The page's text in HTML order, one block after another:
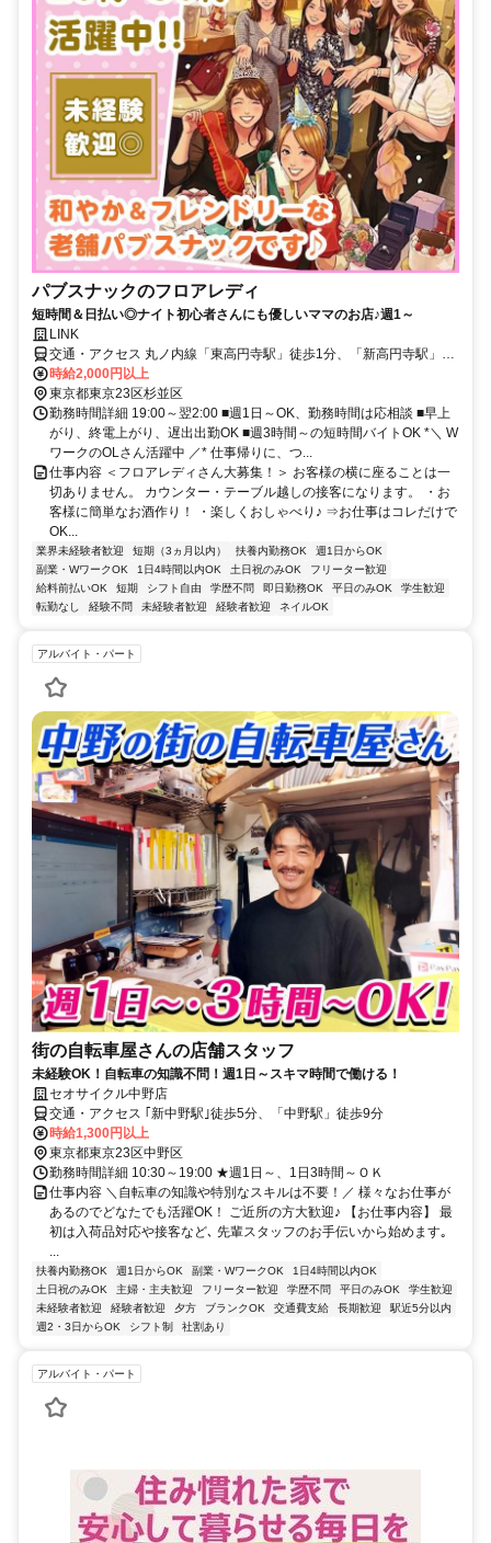
パブスナックのフロアレディ
短時間＆日払い◎ナイト初心者さんにも優しいママのお店♪週1～
LINK
交通・アクセス 丸ノ内線「東高円寺駅」徒歩1分、「新高円寺駅」徒
歩13分、中央・総武各駅停車「中野駅」徒歩15分
時給2,000円以上
東京都東京23区杉並区
勤務時間詳細 19:00～翌2:00 ■週1日～OK、勤務時間は応相談 ■早上
がり、終電上がり、遅出出勤OK ■週3時間～の短時間バイトOK *＼ W
ワークのOLさん活躍中 ／* 仕事帰りに、つ...
仕事内容 ＜フロアレディさん大募集！＞ お客様の横に座ることは一
切ありません。 カウンター・テーブル越しの接客になります。 ・お
客様に簡単なお酒作り！ ・楽しくおしゃべり♪ ⇒お仕事はコレだけで
OK...
業界未経験者歓迎 短期（3ヵ月以内） 扶養内勤務OK
週1日からOK
副業・WワークOK
1日4時間以内OK 土日祝のみOK
フリーター歓迎
給料前払いOK
短期 シフト自由 学歴不問 即日勤務OK 平日のみOK
学生歓迎
転勤なし
経験不問 未経験者歓迎 経験者歓迎 ネイルOK
アルバイト・パート
街の自転車屋さんの店舗スタッフ
未経験OK！自転車の知識不問！週1日～スキマ時間で働ける！
セオサイクル中野店
交通・アクセス ｢新中野駅｣徒歩5分、「中野駅」徒歩9分
時給1,300円以上
東京都東京23区中野区
勤務時間詳細 10:30～19:00 ★週1日～、1日3時間～ＯＫ
仕事内容 ＼自転車の知識や特別なスキルは不要！／ 様々なお仕事が
あるのでどなたでも活躍OK！ ご近所の方大歓迎♪ 【お仕事内容】 最
初は入荷品対応や接客など､ 先輩スタッフのお手伝いから始めます｡
...
扶養内勤務OK 週1日からOK 副業・WワークOK
1日4時間以内OK
土日祝のみOK
主婦・主夫歓迎 フリーター歓迎 学歴不問 平日のみOK
学生歓迎
未経験者歓迎
経験者歓迎 夕方 ブランクOK 交通費支給 長期歓迎
駅近5分以内
週2・3日からOK
シフト制 社割あり
アルバイト・パート